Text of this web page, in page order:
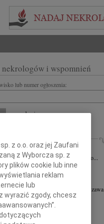
nekrologów i wspomnień
lub numer ogłoszenia:
+ szukanie zaawansowane
Butruk 05.08.2026Warszawa
żalem przyjęliśmy wiadomość o...
Warszawa
współczucia z powodu śmierci...
Piotr Gołaszewski
Warszawa
nauk technicznych Andrzej Piotr...
Warszawa
Mielcarskiej, najszczersze...
z o.o. oraz jej Zaufani
z Wyborcza sp. z
plików cookie lub inne
reklam
lub
wyrazić zgody, chcesz